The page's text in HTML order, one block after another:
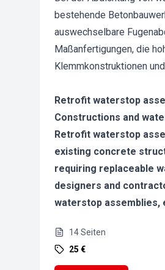
bestehende
auswechselbare
Maßanfertigungen, die
Klemmkonstruktionen
Retrofit waterstop
Constructions and
Retrofit waterstop
existing concrete
requiring replaceable
designers and
waterstop assemblies,
14Seiten
25 €